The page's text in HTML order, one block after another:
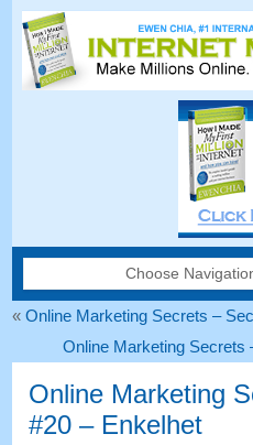
Choose
«Online Marketing Secrets –
Online Marketing Secrets
Online Marketing
#20 – Enkelhet